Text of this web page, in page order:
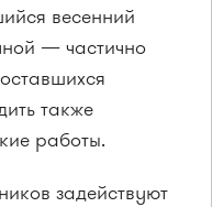
весенний
— частично
также
работы.
задействуют